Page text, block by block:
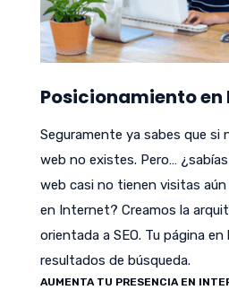
Posicionamiento
Seguramente ya sabes que si
web no existes. Pero…
web casi no tienen visitas
en Internet? Creamos la
orientada a SEO. Tu página
resultados de búsqueda.
AUMENTA TU PRESENCIA EN